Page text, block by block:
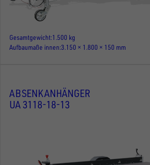
Gesamtgewicht 1.500 kg
Aufbaumaße innen 3.150 × 1.800 × 150 mm
ABSENKANHÄNGER
UA 3118-18-13